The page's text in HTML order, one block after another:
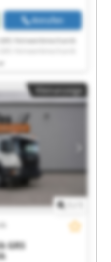
Anrufen
Feinwerkmechanik
Feinwerkmechanik
Feinwerkmechanik
Feinwerkmechanik
Feinwerkmechanik
Feinwerkmechanik
Feinwerkmechanik
Feinwerkmechanik
Kleinanzeige
GRS